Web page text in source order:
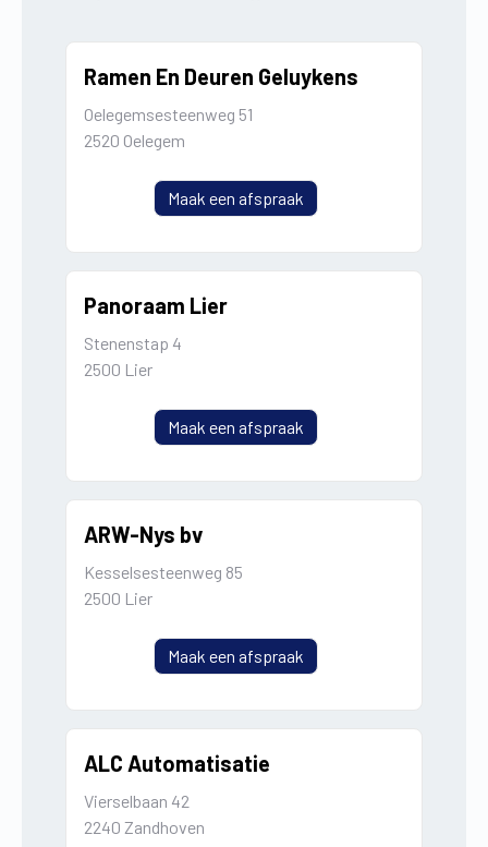
Ramen En Deuren Geluykens
Oelegemsesteenweg 51
2520 Oelegem
Maak een afspraak
Panoraam Lier
Stenenstap 4
2500 Lier
Maak een afspraak
ARW-Nys bv
Kesselsesteenweg 85
2500 Lier
Maak een afspraak
ALC Automatisatie
Vierselbaan 42
2240 Zandhoven